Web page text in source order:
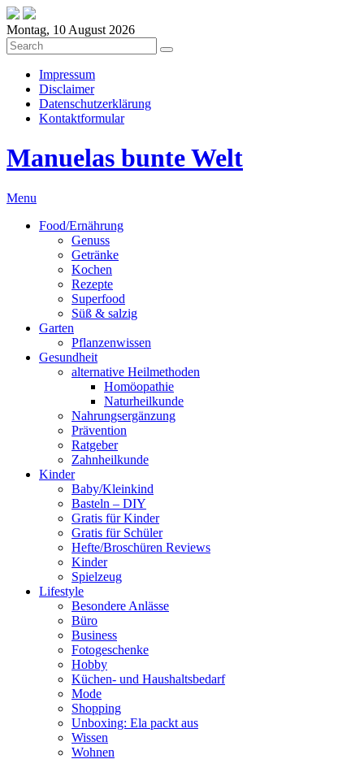
Montag, 10 August 2026
Impressum
Disclaimer
Datenschutzerklärung
Kontaktformular
Manuelas bunte Welt
Menu
Food/Ernährung
Genuss
Getränke
Kochen
Rezepte
Superfood
Süß & salzig
Garten
Pflanzenwissen
Gesundheit
alternative Heilmethoden
Homöopathie
Naturheilkunde
Nahrungsergänzung
Prävention
Ratgeber
Zahnheilkunde
Kinder
Baby/Kleinkind
Basteln – DIY
Gratis für Kinder
Gratis für Schüler
Hefte/Broschüren Reviews
Kinder
Spielzeug
Lifestyle
Besondere Anlässe
Büro
Business
Fotogeschenke
Hobby
Küchen- und Haushaltsbedarf
Mode
Shopping
Unboxing: Ela packt aus
Wissen
Wohnen